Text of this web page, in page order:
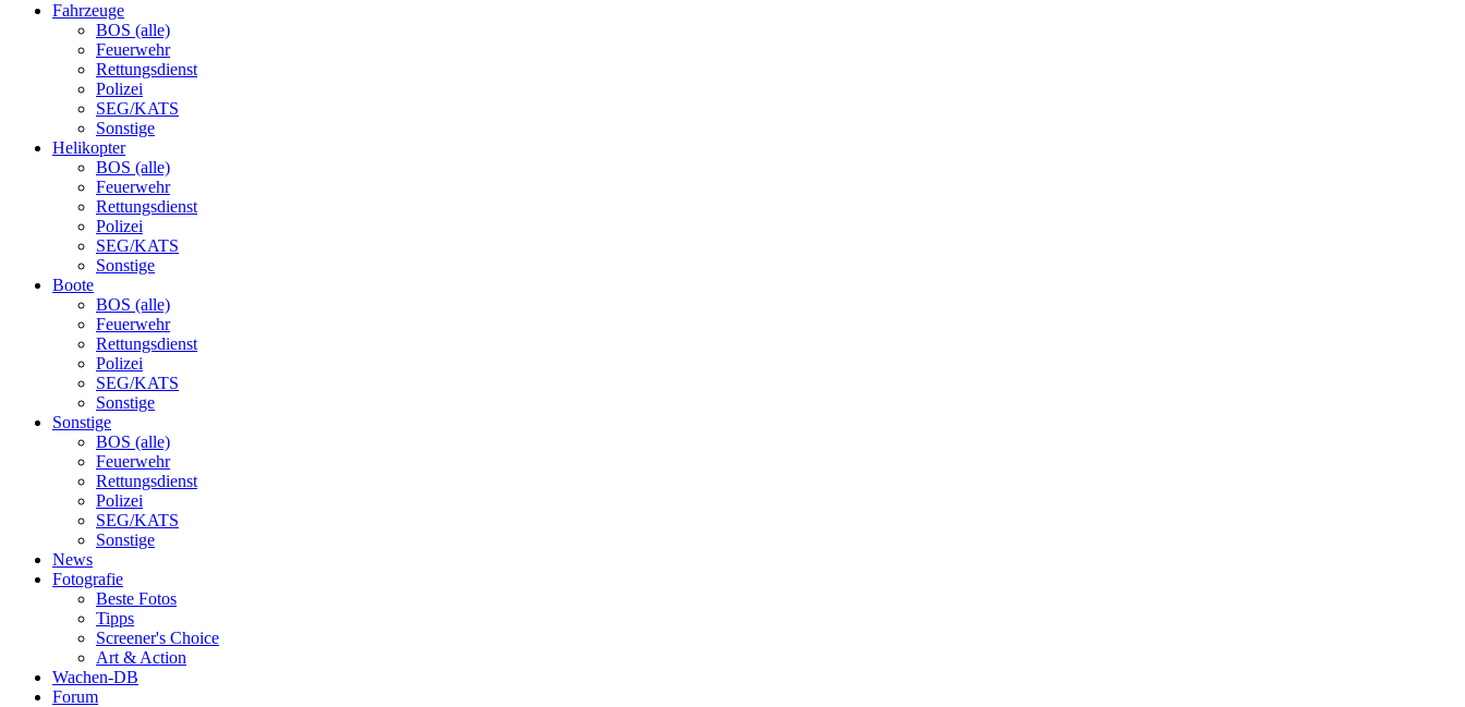
Fahrzeuge
BOS (alle)
Feuerwehr
Rettungsdienst
Polizei
SEG/KATS
Sonstige
Helikopter
BOS (alle)
Feuerwehr
Rettungsdienst
Polizei
SEG/KATS
Sonstige
Boote
BOS (alle)
Feuerwehr
Rettungsdienst
Polizei
SEG/KATS
Sonstige
Sonstige
BOS (alle)
Feuerwehr
Rettungsdienst
Polizei
SEG/KATS
Sonstige
News
Fotografie
Beste Fotos
Tipps
Screener's Choice
Art & Action
Wachen-DB
Forum